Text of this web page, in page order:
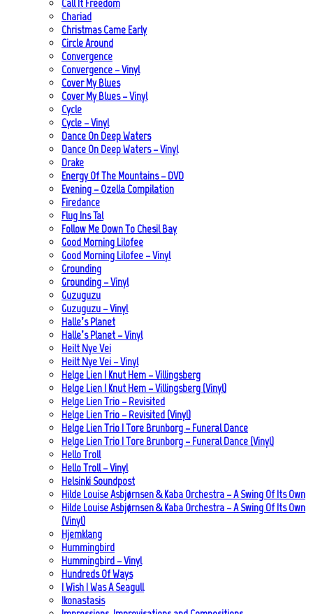
Call It Freedom
Chariad
Christmas Came Early
Circle Around
Convergence
Convergence – Vinyl
Cover My Blues
Cover My Blues – Vinyl
Cycle
Cycle – Vinyl
Dance On Deep Waters
Dance On Deep Waters – Vinyl
Drake
Energy Of The Mountains – DVD
Evening – Ozella Compilation
Firedance
Flug Ins Tal
Follow Me Down To Chesil Bay
Good Morning Lilofee
Good Morning Lilofee – Vinyl
Grounding
Grounding – Vinyl
Guzuguzu
Guzuguzu – Vinyl
Halle’s Planet
Halle’s Planet – Vinyl
Heilt Nye Vei
Heilt Nye Vei – Vinyl
Helge Lien | Knut Hem – Villingsberg
Helge Lien | Knut Hem – Villingsberg (Vinyl)
Helge Lien Trio – Revisited
Helge Lien Trio – Revisited (Vinyl)
Helge Lien Trio | Tore Brunborg – Funeral Dance
Helge Lien Trio | Tore Brunborg – Funeral Dance (Vinyl)
Hello Troll
Hello Troll – Vinyl
Helsinki Soundpost
Hilde Louise Asbjørnsen & Kaba Orchestra – A Swing Of Its Own
Hilde Louise Asbjørnsen & Kaba Orchestra – A Swing Of Its Own
(Vinyl)
Hjemklang
Hummingbird
Hummingbird – Vinyl
Hundreds Of Ways
I Wish I Was A Seagull
Ikonastasis